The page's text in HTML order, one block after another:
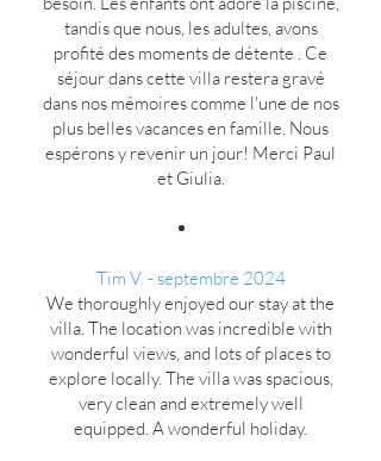
tandis que nous, les adultes, avons
profité des moments de détente . Ce
séjour dans cette villa restera gravé
dans nos mémoires comme l'une de nos
plus belles vacances en famille. Nous
espérons y revenir un jour! Merci Paul
et Giulia.
Tim V. - septembre 2024
We thoroughly enjoyed our stay at the
villa. The location was incredible with
wonderful views, and lots of places to
explore locally. The villa was spacious,
very clean and extremely well
equipped. A wonderful holiday.